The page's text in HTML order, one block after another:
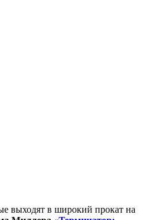
выходят в широкий прокат на